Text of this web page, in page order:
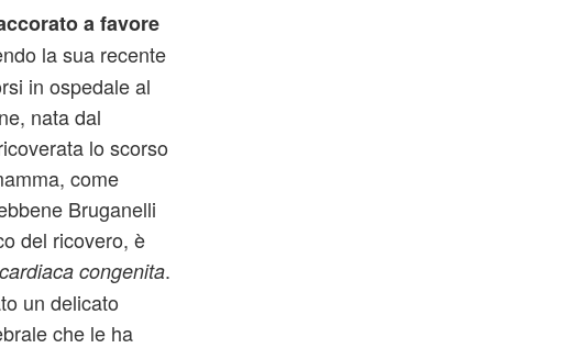
a favore
la sua recente
in ospedale al
nata dal
lo scorso
come
Bruganelli
del ricovero, è
congenita.
un delicato
che le ha